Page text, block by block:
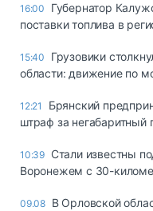
16:00
Губернатор
поставки топлива в
15:40
Грузовики
области: движение по
12:21
Брянский
штраф за негабаритный
10:39 Стали известны
Воронежем с 30-
09.08 В Орловской